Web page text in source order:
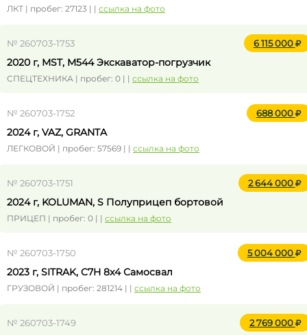
ЛКТ | пробег: 27123 | | ссылка на фото
№ 260703-1753 6 115 000
2020 г, MST, M544 Экскаватор-погрузчик
СПЕЦТЕХНИКА | пробег: 0 | | ссылка на фото
№ 260703-1752 688 000
2024 г, VAZ, GRANTA
ЛЕГКОВОЙ | пробег: 57569 | | ссылка на фото
№ 260703-1751 2 644 000
2024 г, KOLUMAN, S Полуприцеп бортовой
ПРИЦЕП | пробег: 0 | | ссылка на фото
№ 260703-1750 5 004 000
2023 г, SITRAK, C7H 8x4 Самосвал
ГРУЗОВОЙ | пробег: 281214 | | ссылка на фото
№ 260703-1749 2 769 000